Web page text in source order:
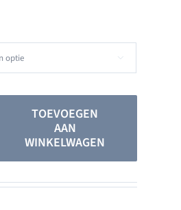

TOEVOEGEN
AAN
WINKELWAGEN